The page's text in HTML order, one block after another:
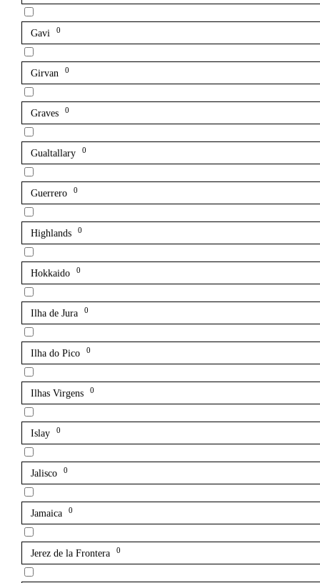
Gavi 0
Girvan 0
Graves 0
Gualtallary 0
Guerrero 0
Highlands 0
Hokkaido 0
Ilha de Jura 0
Ilha do Pico 0
Ilhas Virgens 0
Islay 0
Jalisco 0
Jamaica 0
Jerez de la Frontera 0